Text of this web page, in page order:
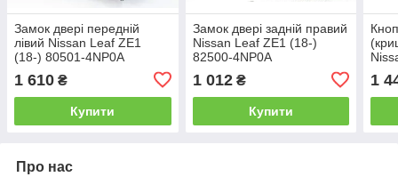
Замок двері передній
лівий Nissan Leaf ZE1
(18-) 80501-4NP0A
1 610 ₴
Купити
Замок двері задній правий
Nissan Leaf ZE1 (18-)
82500-4NP0A
1 012₴
Купити
1
Про нас